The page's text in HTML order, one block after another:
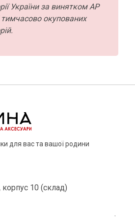
України за винятком АР
окупованих
для вас та вашої родини
10 (склад)